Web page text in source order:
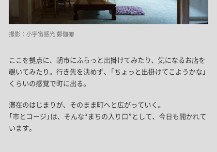
撮影：小宇宙感光 鄭伽倻
ここを拠点に、朝市にふらっと出掛けてみたり、気になるお店を
覗いてみたり。行き先を決めず、「ちょっと出掛けてこようかな」
くらいの感覚で町に出る。
滞在のはじまりが、そのまま町へと広がっていく。
「市とコージ」は、そんな“まちの入り口”として、今日も開かれて
います。